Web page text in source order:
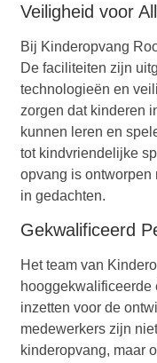
Veiligheid voor
Bij Kinderopvang
De faciliteiten zijn
technologieën en
zorgen dat kinderen
kunnen leren en
tot kindvriendelijke
opvang is ontworpen
in gedachten.
Gekwalificeerd
Het team van
hooggekwalificeerde
inzetten voor de
medewerkers zijn
kinderopvang, maar